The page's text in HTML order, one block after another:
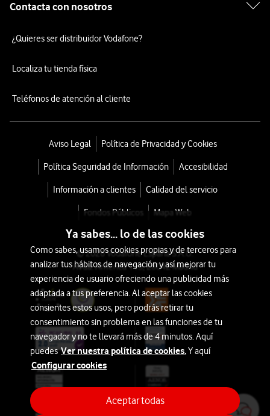
Contacta con nosotros
¿Quieres ser distribuidor Vodafone?
Localiza tu tienda física
Teléfonos de atención al cliente
Aviso Legal Política de Privacidad y Cookies
Política Seguridad de Información Accesibilidad
Información a clientes Calidad del servicio
Fondos Públicos Mapa Web
© 2026 Vodafone España S.A.U.
Avda. América 115, 28042 Madrid
Ya sabes... lo de las cookies
Como sabes, usamos cookies propias y de terceros para
analizar tus hábitos de navegación y así mejorar tu
experiencia de usuario ofreciendo una publicidad más
adaptada a tus preferencia. Al aceptar las cookies
consientes estos usos, pero podrás retirar tu
consentimiento sin problema en las funciones de tu
navegador y no te llevará más de 4 minutos. Aquí
puedesVer nuestra política de cookies.Y aquí
Configurar cookies
Aceptar todas